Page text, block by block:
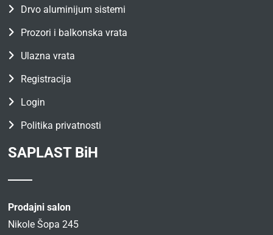
Drvo aluminijum sistemi
Prozori i balkonska vrata
Ulazna vrata
Registracija
Login
Politika privatnosti
SAPLAST BiH
Prodajni salon
Nikole Šopa 245